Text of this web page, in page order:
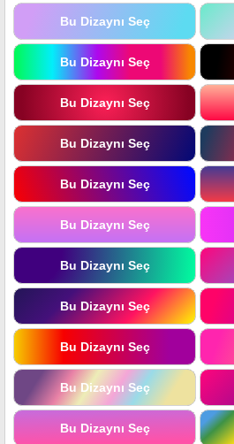
Bu Dizaynı Seç
Bu Dizaynı Seç
Bu Dizaynı Seç
Bu Dizaynı Seç
Bu Dizaynı Seç
Bu Dizaynı Seç
Bu Dizaynı Seç
Bu Dizaynı Seç
Bu Dizaynı Seç
Bu Dizaynı Seç
Bu Dizaynı Seç